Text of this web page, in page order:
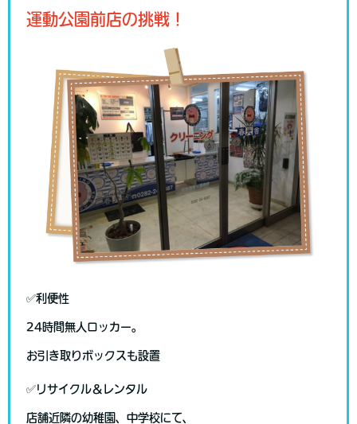
運動公園前店の挑戦！
✅利便性
24時間無人ロッカー。
お引き取りボックスも設置
✅リサイクル＆レンタル
店舗近隣の幼稚園、中学校にて、